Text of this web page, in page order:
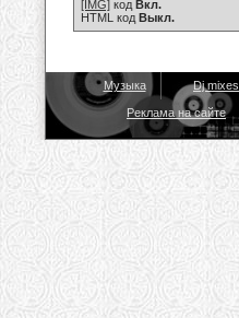
[IMG] код Вкл.
HTML код Выкл.
Музыка Dj mixes
Реклама на сайте